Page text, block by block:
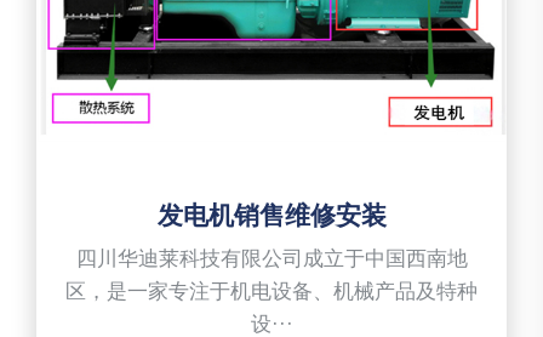
发电机销售维修安装
四川华迪莱科技有限公司成立于中国西南地
区，是一家专注于机电设备、机械产品及特种
设···